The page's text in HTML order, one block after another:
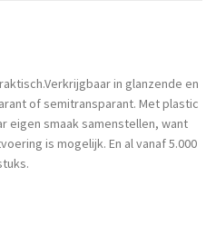
in glanzende en
of semitransparant. Met plastic
eigen smaak samenstellen, want
is mogelijk. En al vanaf 5.000